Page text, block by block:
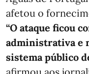
afetou o
“O ataque ficou
administrativa e
sistema público